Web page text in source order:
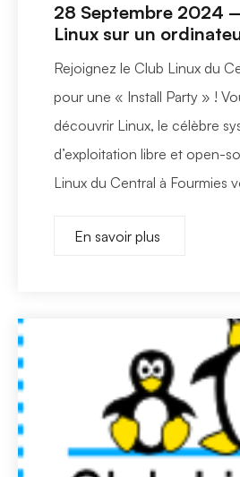
28 Septembre 2024
Linux sur un
Rejoignez le Club Linux du
pour une « Install Party » !
découvrir Linux, le célèbre
d’exploitation libre et open-
Linux du Central à Fourmies
En savoir plus